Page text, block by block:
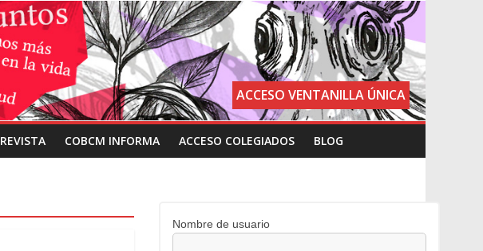
ACCESO VENTANILLA ÚNICA
REVISTA COBCM INFORMA ACCESO COLEGIADOS BLOG
Nombre de usuario